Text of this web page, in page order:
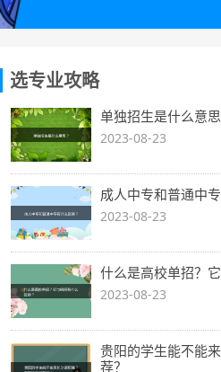
选专业攻略
单独招生是什么意思
2023-08-23
成人中专和普通中
2023-08-23
什么是高校单招？
2023-08-23
贵阳的学生能不能
荐？